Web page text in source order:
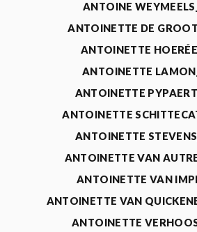
ANTOINE
ANTOINETTE DE
ANTOINETTE
ANTOINETTE
ANTOINETTE
ANTOINETTE
ANTOINETTE
ANTOINETTE VAN
ANTOINETTE VAN
ANTOINETTE VAN
ANTOINETTE